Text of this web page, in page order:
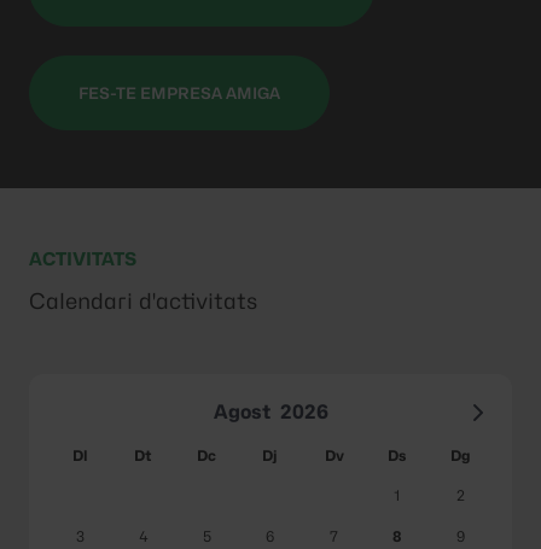
FES-TE EMPRESA AMIGA
ACTIVITATS
Calendari d'activitats
Agost 2026
Dl Dt Dc Dj Dv Ds Dg
1 2
3 4 5 6 7 8 9